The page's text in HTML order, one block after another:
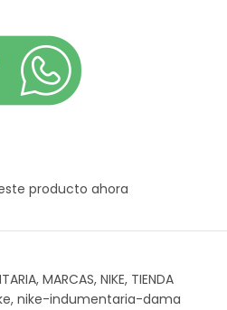
producto ahora
, MARCAS, NIKE, TIENDA
, nike-indumentaria-dama